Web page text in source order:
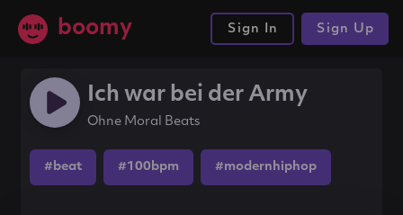
boomy Sign In Sign Up
Ich war bei der Army
Ohne Moral Beats
#beat #100bpm #modernhiphop